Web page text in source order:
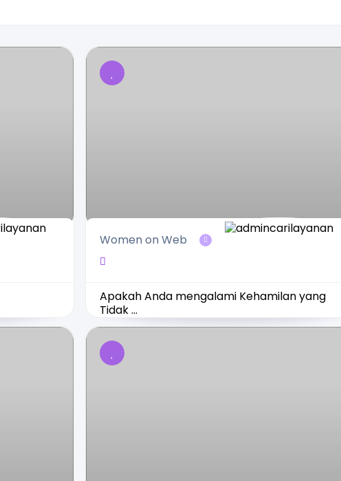
Women on Web
Apakah Anda mengalami Kehamilan yang
Tidak ...